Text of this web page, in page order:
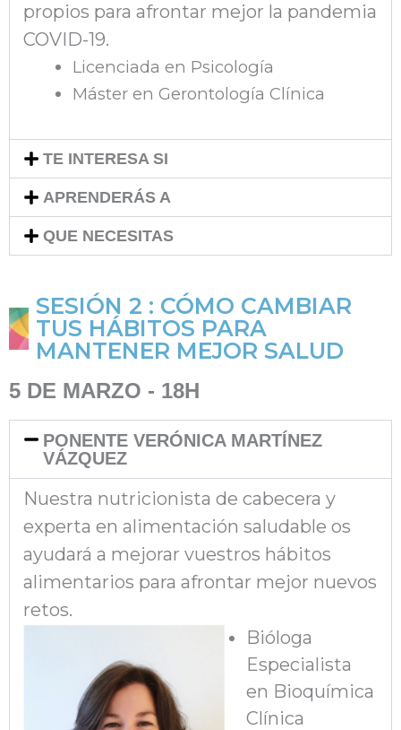
propios para afrontar mejor la pandemia
COVID-19.
Licenciada en Psicología
Máster en Gerontología Clínica
TE INTERESA SI
APRENDERÁS A
QUE NECESITAS
SESIÓN 2 : CÓMO CAMBIAR
TUS HÁBITOS PARA
MANTENER MEJOR SALUD
5 DE MARZO - 18H
PONENTE VERÓNICA MARTÍNEZ
VÁZQUEZ
Nuestra nutricionista de cabecera y
experta en alimentación saludable os
ayudará a mejorar vuestros hábitos
alimentarios para afrontar mejor nuevos
retos.
Bióloga
Especialista
en Bioquímica
Clínica